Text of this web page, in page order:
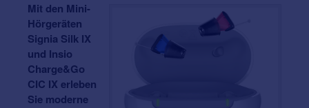
Mit den Mini-
Hörgeräten
Signia Silk IX
und Insio
Charge&Go
CIC IX erleben
Sie moderne